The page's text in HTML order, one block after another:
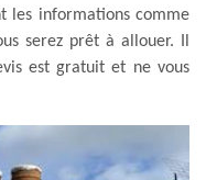
les informations comme
serez prêt à allouer. Il
est gratuit et ne vous